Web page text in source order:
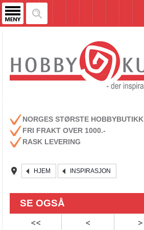
NORGES STØRSTE HOBBYBUTIKK
FRI FRAKT OVER 1000.-
RASK LEVERING
HJEM INSPIRASJON
SE OGSÅ
Praktiske oppbevaringsmapper
<< < >